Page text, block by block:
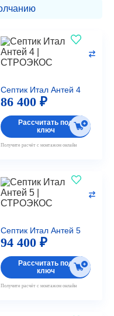
Септик Итал Антей 4
86 400 ₽
Рассчитать под
ключ
Получите расчёт с монтажом онлайн
Септик Итал Антей 5
94 400 ₽
Рассчитать под
ключ
Получите расчёт с монтажом онлайн